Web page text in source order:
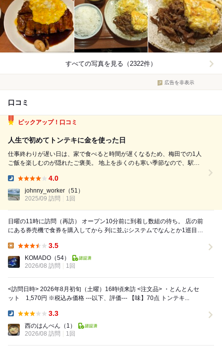
すべての写真を見る（2322件）
広告を非表示
口コミ
ピックアップ！口コミ
人生で初めてトンテキに金を使った日
仕事終わりが遅い日は、家で食べると時間が遅くなるため、梅田での1人
ご飯を楽しむのが隠れたご褒美。 地上を歩くのも寒い季節なので、駅ビ
30弱にして初めて、トンテキという料理にお金を使いました。 昔から油
っぽいものは...
4.0
johnny_worker （51）
2025/09 訪問
1回
日曜の11時に訪問（再訪） オープン10分前に到着し数組の待ち。 店の前
にある券売機で食券を購入してから 列に並ぶシステムでなんとか1巡目で
3.5
KOMADO （54）
2026/08 訪問
1回
<訪問日時> 2026年8月初旬（土曜）16時頃来訪 <注文品> ・とんとんセ
ット 1,570円 ※税込み価格 ---以下、評価--- 【味】70点 トンテキ...
3.3
西のはんぺん （1）
2026/08 訪問
1回